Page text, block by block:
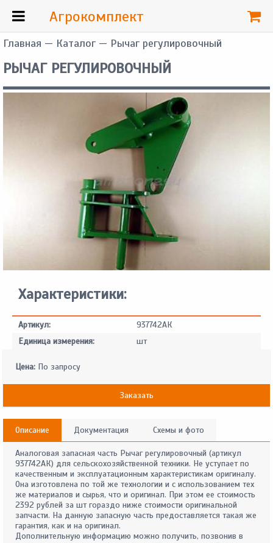
Главная — Каталог — Рычаг регулировочный
РЫЧАГ РЕГУЛИРОВОЧНЫЙ
Характеристики:
Артикул:
937742АК
Единица измерения:
шт
Цена: По запросу
Заказать
Описание Документация Схемы и фото
Аналоговая запасная часть Рычаг регулировочный (артикул
937742АК) для сельскохозяйственной техники. Не уступает по
качественным и эксплуатационным характеристикам оригиналу.
Она изготовлена по той же технологии и с использованием тех
же материалов и сырья, что и оригинал. При этом ее стоимость
2392 рублей за шт гораздо ниже стоимости оригинальной
запчасти. На данную запасную часть предоставляется такая же
гарантия, как и на оригинал.
Дополнительную информацию можно получить, позвонив в
Агрокомплект